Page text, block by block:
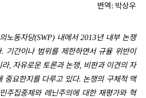
번역: 박상우
노동자당(SWP) 내에서2013년 내부 논쟁
. 기간이나 범위를 제한하면서 규율 위반이
라, 자유로운 토론과 논쟁, 비판과 이견의 자
중요한지를 다루고 있다. 논쟁의 구체적 맥
민주집중제와 레닌주의에 대한 재평가와 혁